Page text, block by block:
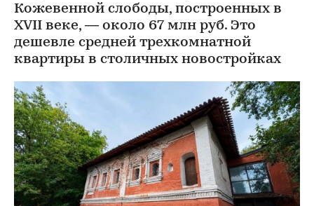
Кожевенной слободы, построенных в
XVII веке, — около 67 млн руб. Это
дешевле средней трехкомнатной
квартиры в столичных новостройках